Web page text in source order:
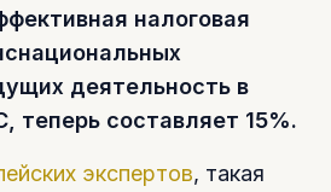
налоговая
деятельность в
теперь составляет 15%.
экспертов, такая